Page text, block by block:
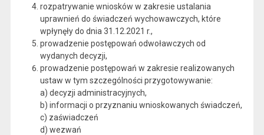
rozpatrywanie wniosków w zakresie ustalania
uprawnień do świadczeń wychowawczych, które
wpłynęły do dnia 31.12.2021 r.,
prowadzenie postępowań odwoławczych od
wydanych decyzji,
prowadzenie postępowań w zakresie realizowanych
ustaw w tym szczególności przygotowywanie:
a) decyzji administracyjnych,
b) informacji o przyznaniu wnioskowanych świadczeń,
c) zaświadczeń
d) wezwań